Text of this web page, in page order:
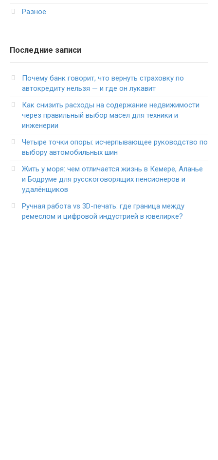
Разное
Последние записи
Почему банк говорит, что вернуть страховку по
автокредиту нельзя — и где он лукавит
Как снизить расходы на содержание недвижимости
через правильный выбор масел для техники и
инженерии
Четыре точки опоры: исчерпывающее руководство по
выбору автомобильных шин
Жить у моря: чем отличается жизнь в Кемере, Аланье
и Бодруме для русскоговорящих пенсионеров и
удалёнщиков
Ручная работа vs 3D-печать: где граница между
ремеслом и цифровой индустрией в ювелирке?